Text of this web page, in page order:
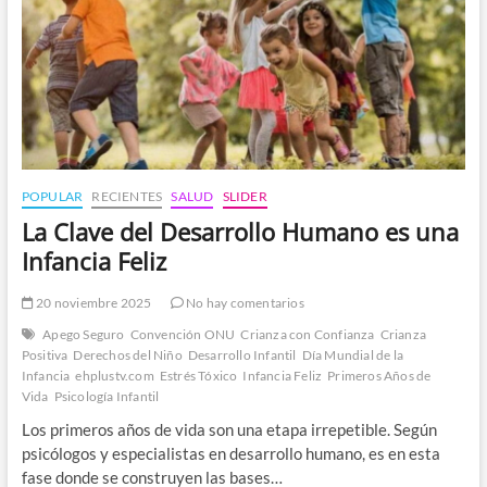
POPULAR RECIENTES SALUD SLIDER
La Clave del Desarrollo Humano es una
Infancia Feliz
20 noviembre 2025
No hay comentarios
Apego Seguro Convención ONU Crianza con Confianza Crianza
Positiva Derechos del Niño Desarrollo Infantil Día Mundial de la
Infancia ehplustv.com Estrés Tóxico Infancia Feliz Primeros Años de
Vida Psicología Infantil
Los primeros años de vida son una etapa irrepetible. Según
psicólogos y especialistas en desarrollo humano, es en esta
fase donde se construyen las bases…